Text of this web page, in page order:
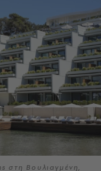
στη Βουλιαγμένη,